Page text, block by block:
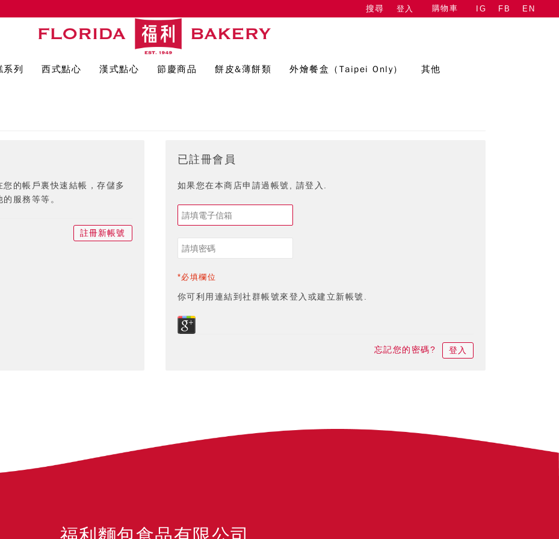
搜尋 登入 購物車 IG FB EN
系列 西式點心 漢式點心 節慶商品 餅皮&薄餅類 外燴餐盒（Taipei Only） 其他
的帳戶裏快速結帳，存儲多
服務等等。
註冊新帳號
已註冊會員
如果您在本商店申請過帳號, 請登入.
*必填欄位
你可利用連結到社群帳號來登入或建立新帳號.
忘記您的密碼? 登入